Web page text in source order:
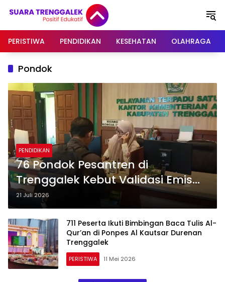
PERISTIWA
PENDIDIKAN KESEHATAN OLAHRAGA
Pondok
PENDIDIKAN
76 Pondok Pesantren di
Trenggalek Kebut Validasi Emis
Santri dan Guru Sambut Ditjen
Baru
21 Juli 2026
711 Peserta Ikuti Bimbingan Baca Tulis Al-
Qur’an di Ponpes Al Kautsar Durenan
Trenggalek
PERISTIWA 11 Mei 2026